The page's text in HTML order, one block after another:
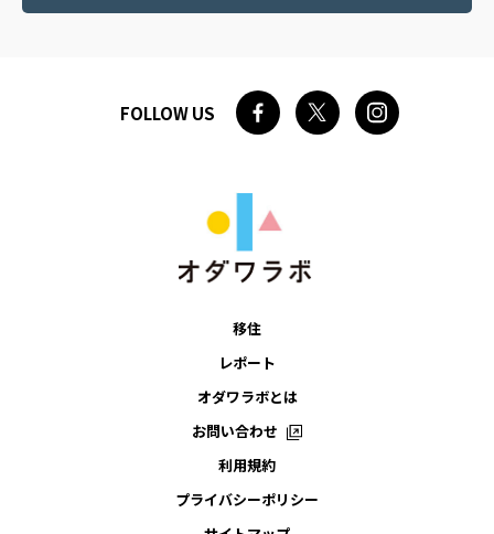
FOLLOW US
移住
レポート
オダワラボとは
お問い合わせ
利用規約
プライバシーポリシー